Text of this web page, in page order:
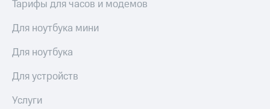
Другое
Регистратор
Реквизиты
Контакты
развитие
деловая этика
Тарифы для часов и модемов
Для ноутбука мини
Для ноутбука
Для устройств
Услуги